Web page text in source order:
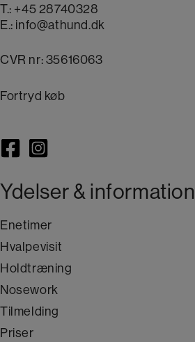
T.: +45 28740328
E.: info@athund.dk
CVR nr: 35616063
Fortryd køb
Ydelser & information
Enetimer
Hvalpevisit
Holdtræning
Nosework
Tilmelding
Priser